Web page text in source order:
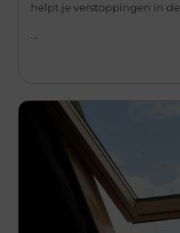
helpt je verstoppingen in de